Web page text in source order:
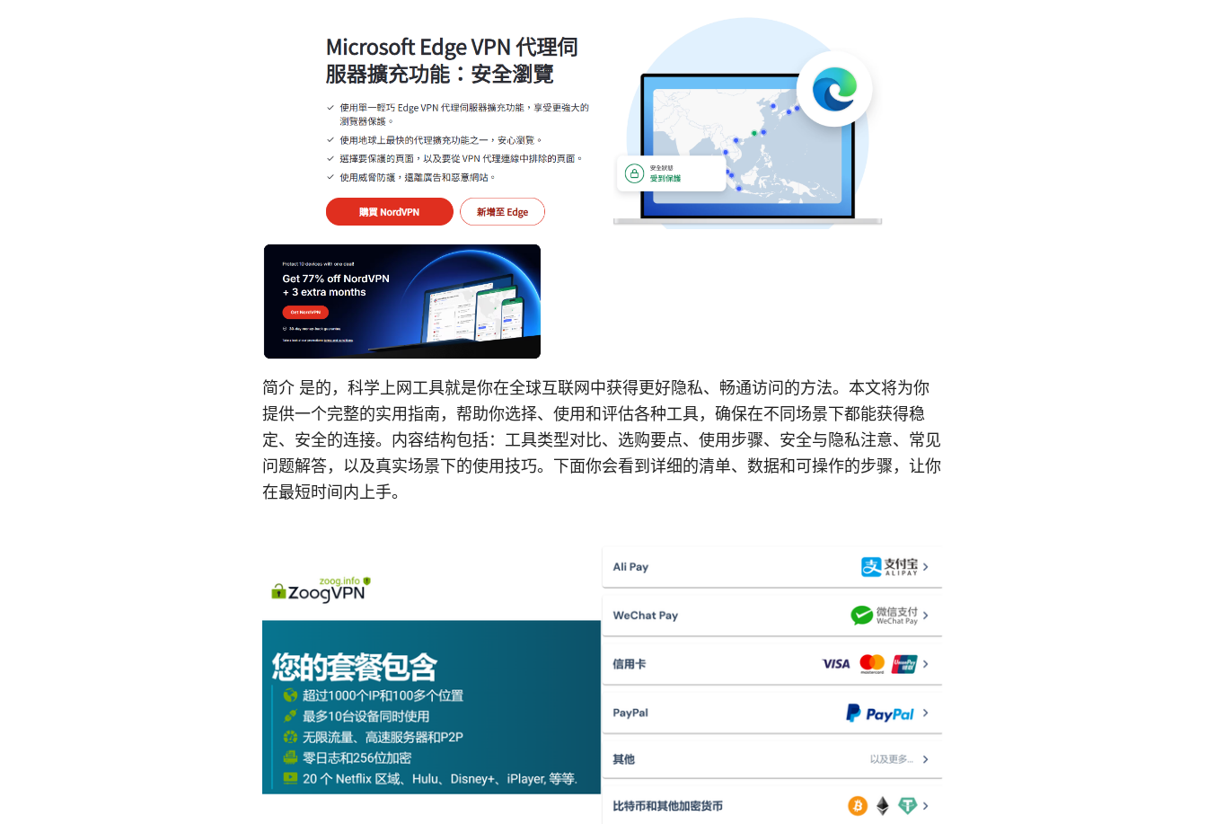
简介 是的，科学上网工具就是你在全球互联网中获得更好隐私、畅通访问的方法。本文将为你
提供一个完整的实用指南，帮助你选择、使用和评估各种工具，确保在不同场景下都能获得稳
定、安全的连接。内容结构包括：工具类型对比、选购要点、使用步骤、安全与隐私注意、常见
问题解答，以及真实场景下的使用技巧。下面你会看到详细的清单、数据和可操作的步骤，让你
在最短时间内上手。